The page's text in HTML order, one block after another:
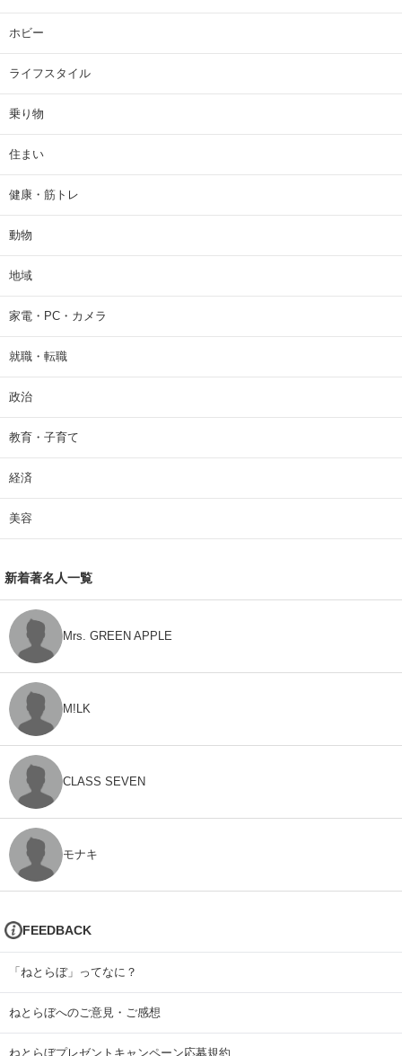
ホビー
ライフスタイル
乗り物
住まい
健康・筋トレ
動物
地域
家電・PC・カメラ
就職・転職
政治
教育・子育て
経済
美容
新着著名人一覧
Mrs. GREEN APPLE
M!LK
CLASS SEVEN
モナキ
FEEDBACK
「ねとらぼ」ってなに？
ねとらぼへのご意見・ご感想
ねとらぼプレゼントキャンペーン応募規約